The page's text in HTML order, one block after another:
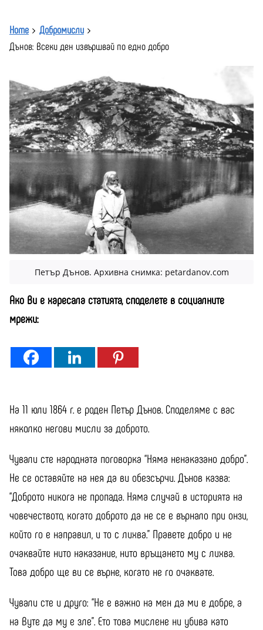
Home
Добромисли
Дънов: Всеки ден извършвай по едно добро
Петър Дънов. Архивна снимка: petardanov.com
Ако Ви е харесала статията, споделете в социалните
мрежи:
На 11 юли 1864 г. е роден Петър Дънов. Споделяме с вас
няколко негови мисли за доброто.
Чували сте народната поговорка “Няма ненаказано добро”.
Не се оставяйте на нея да ви обезсърчи. Дънов казва:
“Доброто никога не пропада. Няма случай в историята на
човечеството, когато доброто да не се е върнало при онзи,
който го е направил, и то с лихва.” Правете добро и не
очаквайте нито наказание, нито връщането му с лихва.
Това добро ще ви се върне, когато не го очаквате.
Чували сте и друго: “Не е важно на мен да ми е добре, а
на Вуте да му е зле”. Ето това мислене ни убива като